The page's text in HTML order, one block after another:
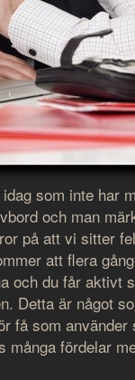
som inte har
och man
på att vi sitter
att flera
och du får aktivt
Detta är något
få som använder
många fördelar